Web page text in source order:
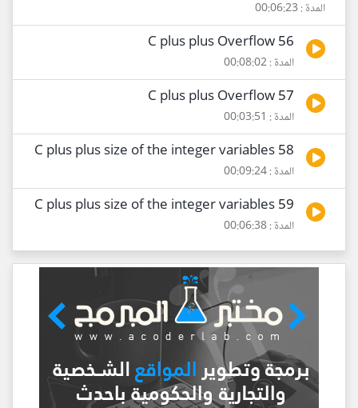
المدة : 00:06:23
56 C plus plus Overflow
المدة : 00:08:02
57 C plus plus Overflow
المدة : 00:03:51
58 C plus plus size of the integer variables
المدة : 00:09:24
59 C plus plus size of the integer variables
المدة : 00:06:38